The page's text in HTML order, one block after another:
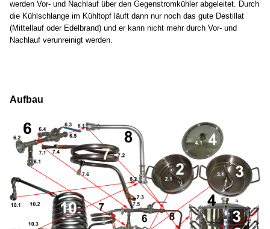
werden Vor- und Nachlauf über den Gegenstromkühler abgeleitet. Durch
die Kühlschlange im Kühltopf läuft dann nur noch das gute Destillat
(Mittellauf oder Edelbrand) und er kann nicht mehr durch Vor- und
Nachlauf verunreinigt werden.
Aufbau